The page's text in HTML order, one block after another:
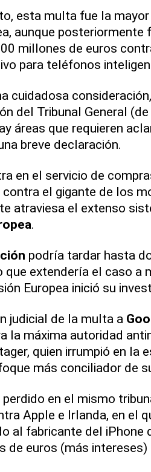
esta multa fue la
aunque posteriormente
millones de euros
para teléfonos
cuidadosa
del Tribunal General
áreas que requieren
breve declaración.
en el servicio de
el gigante de los
atraviesa el extenso
.
podría tardar hasta
que extendería el caso a
Europea inició su
judicial de la multa a
la máxima autoridad
quien irrumpió en la
más conciliador de
en el mismo
Apple e Irlanda, en el
al fabricante del iPhone
de euros (más